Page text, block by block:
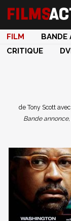
FILM BANDE
CRITIQUE
de Tony Scott
Bande